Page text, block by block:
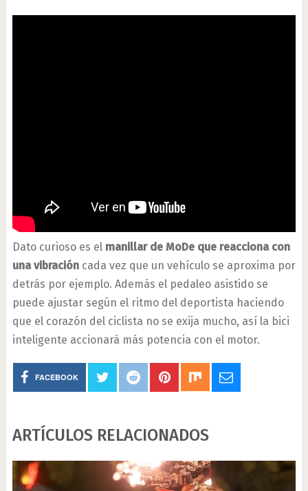
Dato curioso es el manillar de MoDe que reacciona con
una vibracióncada vez que un vehículo se aproxima por
detrás por ejemplo. Además el pedaleo asistido se
puede ajustar según el ritmo del deportista haciendo
que el corazón del ciclista no se exija mucho, así la bici
inteligente accionará más potencia con el motor.
FACEBOOK
ARTÍCULOS RELACIONADOS